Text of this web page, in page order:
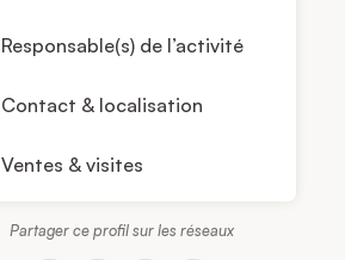
Responsable(s) de l’activité
Contact & localisation
Ventes & visites
Partager ce profil sur les réseaux